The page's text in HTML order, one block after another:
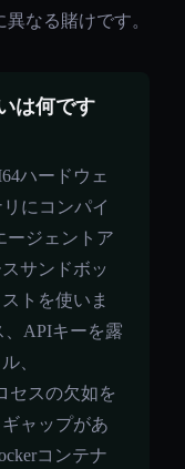
なる賭けです。
は何です
ハードウェ
にコンパイ
ージェントア
サンドボッ
トを使いま
、APIキーを露
、
セスの欠如を
ャップがあ
コンテナ